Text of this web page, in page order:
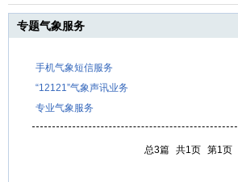
专题气象服务
手机气象短信服务
“12121”气象声讯业务
专业气象服务
总3篇 共1页 第1页